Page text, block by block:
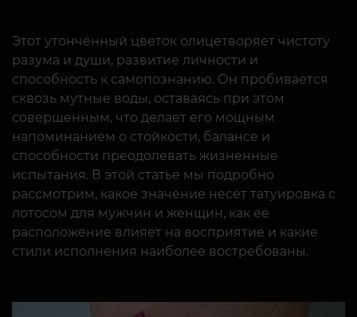
Этот утончённый цветок олицетворяет чистоту
разума и души, развитие личности и
способность к самопознанию. Он пробивается
сквозь мутные воды, оставаясь при этом
совершенным, что делает его мощным
напоминанием о стойкости, балансе и
способности преодолевать жизненные
испытания. В этой статье мы подробно
рассмотрим, какое значение несёт татуировка с
лотосом для мужчин и женщин, как её
расположение влияет на восприятие и какие
стили исполнения наиболее востребованы.